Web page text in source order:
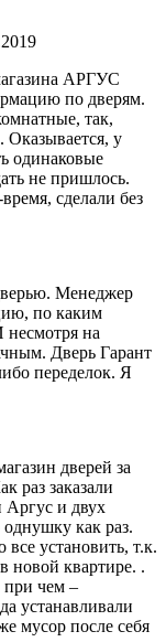
АРГУС
по дверям.
так,
у
одинаковые
не пришлось.
сделали без
Менеджер
по каким
на
Дверь Гарант
переделок. Я
дверей за
раз заказали
Аргус и двух
как раз.
все установить, т.к.
новой квартире. .
при чем –
устанавливали
мусор после себя